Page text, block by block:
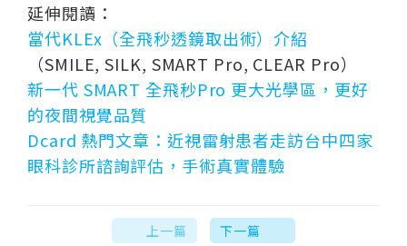
延伸閱讀：
當代KLEx（全飛秒透鏡取出術）介紹
（SMILE, SILK, SMART Pro, CLEAR Pro）
新一代 SMART 全飛秒Pro 更大光學區，更好
的夜間視覺品質
Dcard 熱門文章：近視雷射患者走訪台中四家
眼科診所諮詢評估，手術真實體驗
上一篇 下一篇